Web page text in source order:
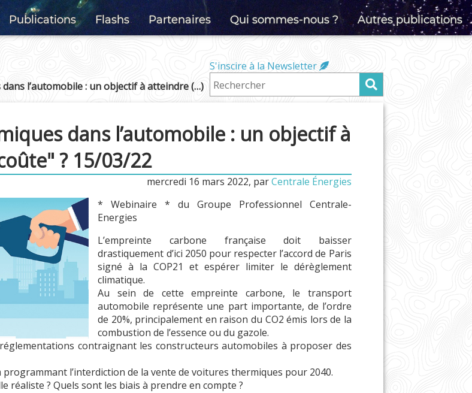
Publications Flashs Partenaires Qui sommes-nous ? Autres publications
l’automobile : un objectif à atteindre (…)
S'inscire à la Newsletter
dans l’automobile : un objectif à
? 15/03/22
mercredi 16 mars 2022, parCentrale Énergies
* Webinaire * du Groupe Professionnel Centrale-
Energies
L’empreinte carbone française doit baisser
drastiquement d’ici 2050 pour respecter l’accord de Paris
signé à la COP21 et espérer limiter le dérèglement
climatique.
Au sein de cette empreinte carbone, le transport
automobile représente une part importante, de l’ordre
de 20%, principalement en raison du CO2 émis lors de la
combustion de l’essence ou du gazole.
contraignant les constructeurs automobiles à proposer des
l’interdiction de la vente de voitures thermiques pour 2040.
réaliste ? Quels sont les biais à prendre en compte ?